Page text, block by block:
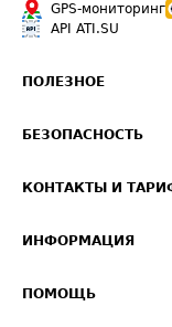
GPS-мониторинг
API ATI.SU
ПОЛЕЗНОЕ
Звезды ATI.SU на вашем
Средние ставки
БЕЗОПАСНОСТЬ
Светофор+
О формировании
КОНТАКТЫ И
Реклама на сайте
ИНФОРМАЦИЯ
ПОМОЩЬ